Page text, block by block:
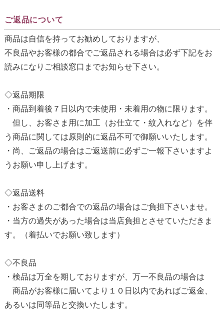
ご返品について
商品は自信を持ってお勧めしておりますが、
不良品やお客様の都合でご返品される場合は必ず下記をお
読みになりご相談窓口までお知らせ下さい。
◇返品期限
・商品到着後７日以内で未使用・未着用の物に限ります。
但し、お客さま用に加工（お仕立て・紋入れなど）を伴
う商品に関しては原則的に返品不可で御願いいたします。
・尚、ご返品の場合はご返送前に必ずご一報下さいますよ
うお願い申し上げます。
◇返品送料
・お客さまのご都合での返品の場合はご負担下さいませ。
・当方の過失があった場合は当店負担とさせていただきま
す。（着払いでお願い致します）
◇不良品
・検品は万全を期しておりますが、万一不良品の場合は
商品がお客様に届いてより１０日以内であればご返金、
あるいは同等品と交換いたします。